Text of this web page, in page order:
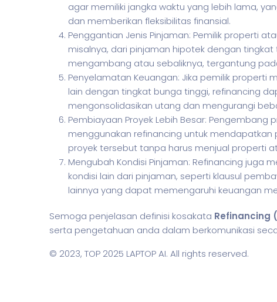
agar memiliki jangka waktu yang lebih lama,
dan memberikan fleksibilitas finansial.
Penggantian Jenis Pinjaman: Pemilik properti
misalnya, dari pinjaman hipotek dengan
mengambang atau sebaliknya, tergantung
Penyelamatan Keuangan: Jika pemilik properti
lain dengan tingkat bunga tinggi, refinancing
mengonsolidasikan utang dan mengurangi
Pembiayaan Proyek Lebih Besar:
menggunakan refinancing untuk
proyek tersebut tanpa harus menjual properti
Mengubah Kondisi Pinjaman: Refinancing juga
kondisi lain dari pinjaman, seperti klausul
lainnya yang dapat memengaruhi keuangan
Semoga penjelasan definisi kosakata Refinancing
serta pengetahuan anda dalam berkomunikasi
© 2023, TOP 2025 LAPTOP AI. All rights reserved.